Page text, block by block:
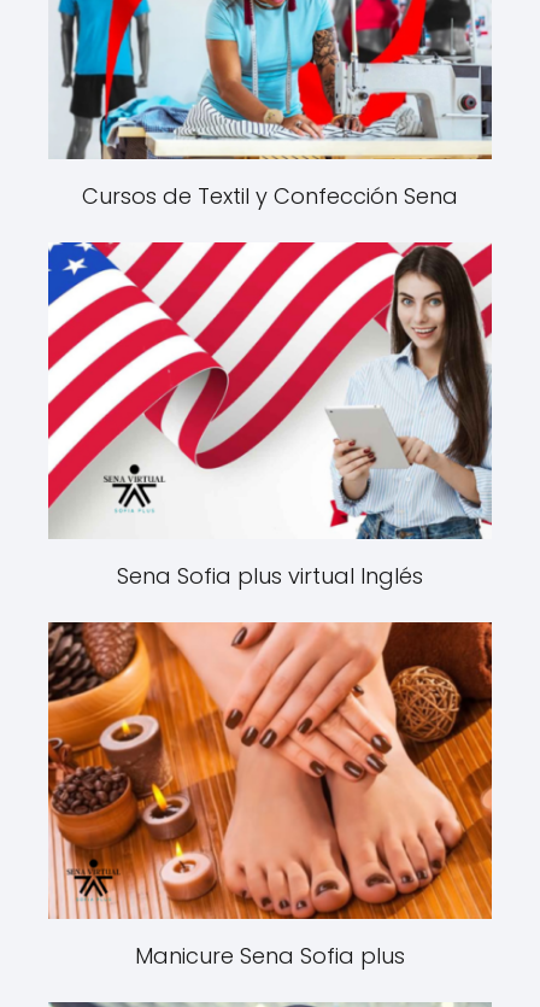
Cursos de Textil y Confección Sena
Sena Sofia plus virtual Inglés
Manicure Sena Sofia plus